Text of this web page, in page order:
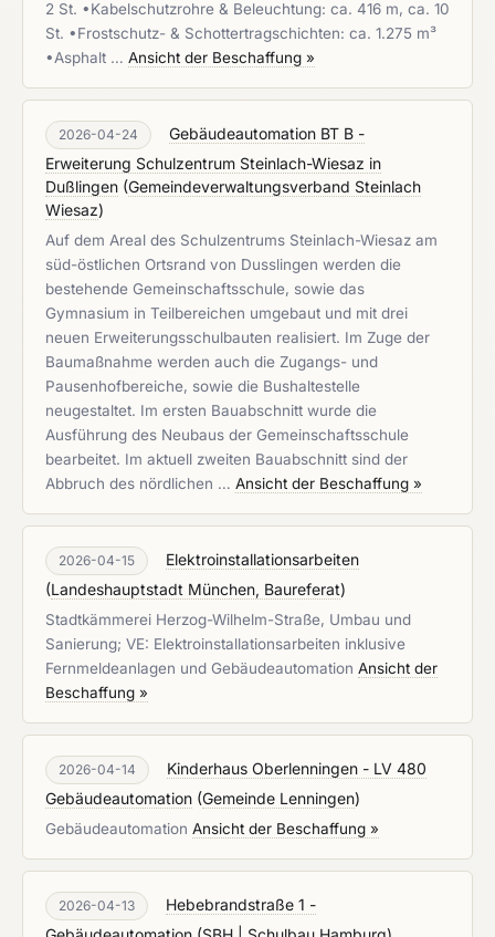
2 St. •Kabelschutzrohre & Beleuchtung: ca. 416 m, ca. 10
St. •Frostschutz- & Schottertragschichten: ca. 1.275 m³
•Asphalt … Ansicht der Beschaffung »
2026-04-24
Gebäudeautomation BT B -
Erweiterung Schulzentrum Steinlach-Wiesaz in
Dußlingen (Gemeindeverwaltungsverband Steinlach
Wiesaz)
Auf dem Areal des Schulzentrums Steinlach-Wiesaz am
süd-östlichen Ortsrand von Dusslingen werden die
bestehende Gemeinschaftsschule, sowie das
Gymnasium in Teilbereichen umgebaut und mit drei
neuen Erweiterungsschulbauten realisiert. Im Zuge der
Baumaßnahme werden auch die Zugangs- und
Pausenhofbereiche, sowie die Bushaltestelle
neugestaltet. Im ersten Bauabschnitt wurde die
Ausführung des Neubaus der Gemeinschaftsschule
bearbeitet. Im aktuell zweiten Bauabschnitt sind der
Abbruch des nördlichen … Ansicht der Beschaffung »
2026-04-15
Elektroinstallationsarbeiten
(Landeshauptstadt München, Baureferat)
Stadtkämmerei Herzog-Wilhelm-Straße, Umbau und
Sanierung; VE: Elektroinstallationsarbeiten inklusive
Fernmeldeanlagen und Gebäudeautomation Ansicht der
Beschaffung »
2026-04-14
Kinderhaus Oberlenningen - LV 480
Gebäudeautomation (Gemeinde Lenningen)
Gebäudeautomation Ansicht der Beschaffung »
2026-04-13
Hebebrandstraße 1 -